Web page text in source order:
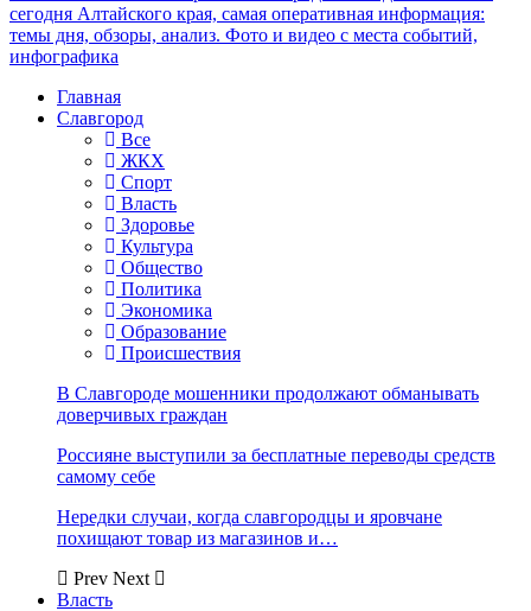
сегодня Алтайского края, самая оперативная информация:
темы дня, обзоры, анализ. Фото и видео с места событий,
инфографика
Главная
Славгород
Все
ЖКХ
Спорт
Власть
Здоровье
Культура
Общество
Политика
Экономика
Образование
Происшествия
В Славгороде мошенники продолжают обманывать
доверчивых граждан
Россияне выступили за бесплатные переводы средств
самому себе
Нередки случаи, когда славгородцы и яровчане
похищают товар из магазинов и…
Prev Next
Власть